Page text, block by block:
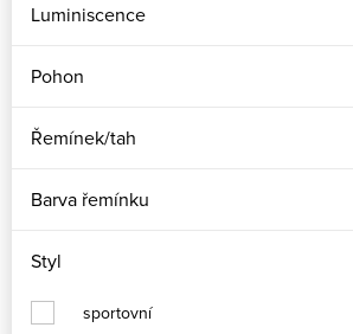
Luminiscence
Pohon
Řemínek/tah
Barva řemínku
Styl
sportovní